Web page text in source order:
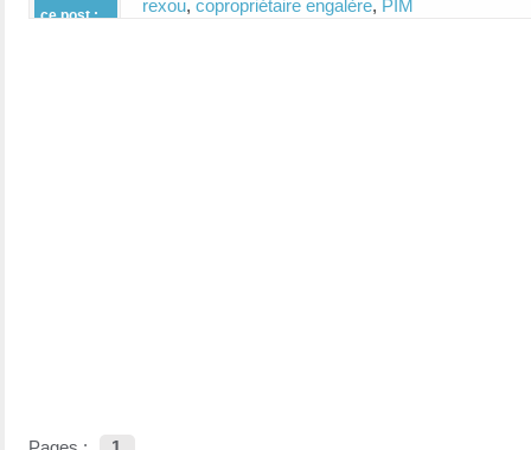
ce post :
rexou, copropriétaire engalère, PIM